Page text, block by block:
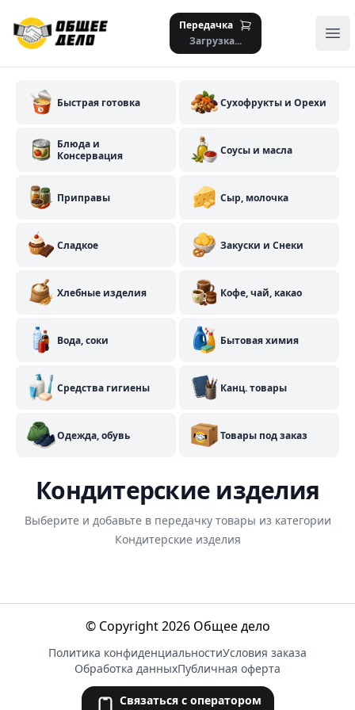
Передачка
Загрузка...
Быстрая готовка Cухофрукты и Орехи
Блюда и
Консервация
Соусы и масла
Приправы Сыр, молочка
Сладкое Закуски и Снеки
Хлебные изделия Кофе, чай, какао
Вода, соки Бытовая химия
Средства гигиены Канц. товары
Одежда, обувь Товары под заказ
Кондитерские изделия
Выберите и добавьте в передачку товары из категории
Кондитерские изделия
© Copyright 2026 Общее дело
Политика конфиденциальностиУсловия заказа
Обработка данныхПубличная оферта
Связаться с оператором